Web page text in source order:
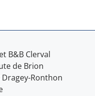
B&B Clerval
de Brion
Dragey-Ronthon